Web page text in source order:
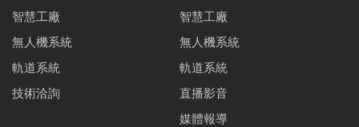
智慧工廠
無人機系統
軌道系統
技術洽詢
智慧工廠
無人機系統
軌道系統
直播影音
媒體報導